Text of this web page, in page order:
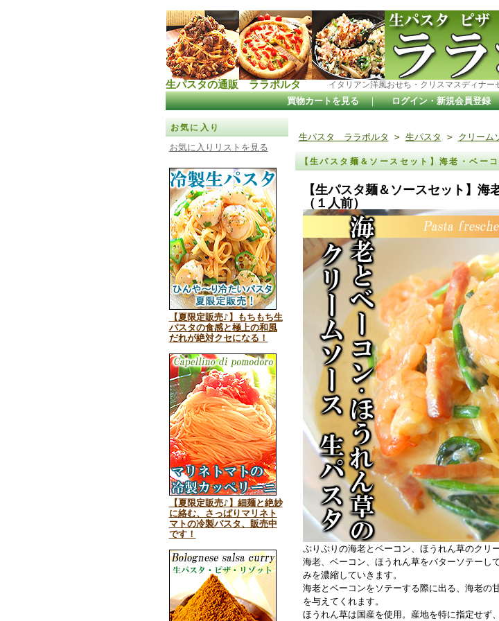
生パスタの通販 ララポルタ イタリアン洋風おせち・クリスマスディナ
買物カートを見る ｜ ログイン・新規会員登録
お気に入り
お気に入りリストを見る
【夏限定販売♪】もちもち生
パスタの食感と極上の和風
だれが絶対クセになる！
【夏限定販売♪】細麺と絶妙
に絡む、さっぱりマリネト
マトの冷製パスタ、販売中
です！
生パスタ ララポルタ > 生パスタ > クリーム
【生パスタ麺＆ソースセット】海老・ベー
【生パスタ麺＆ソースセット】
（１人前）
ぷりぷりの海老とベーコン、ほうれん草のクリ
海老、ベーコン、ほうれん草をバターソテーし
みを濃縮していきます。
海老とベーコンをソテーする際に出る、海老の
を与えてくれます。
ほうれん草は国産を使用。産地を特に指定せず